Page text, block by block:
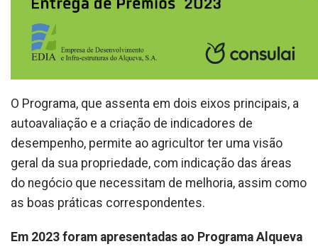
O Programa, que assenta em dois eixos principais, a
autoavaliação e a criação de indicadores de
desempenho, permite ao agricultor ter uma visão
geral da sua propriedade, com indicação das áreas
do negócio que necessitam de melhoria, assim como
as boas práticas correspondentes.
Em 2023 foram apresentadas ao Programa Alqueva